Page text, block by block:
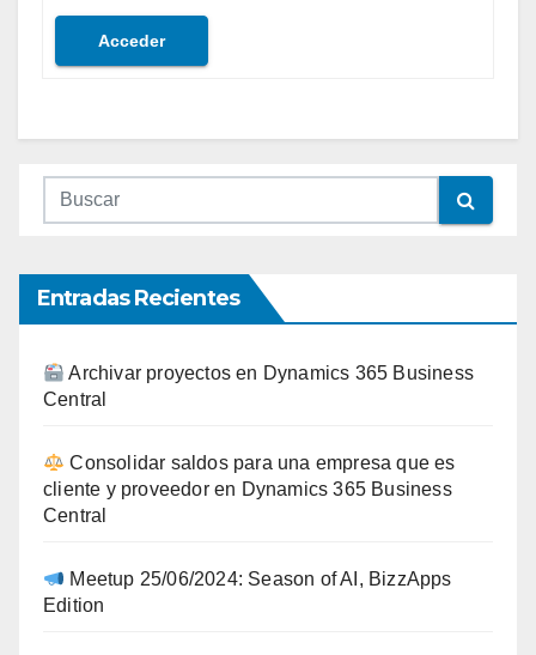
Acceder
Entradas Recientes
Archivar proyectos en Dynamics 365 Business
Central
Consolidar saldos para una empresa que es
cliente y proveedor en Dynamics 365 Business
Central
Meetup 25/06/2024: Season of AI, BizzApps
Edition